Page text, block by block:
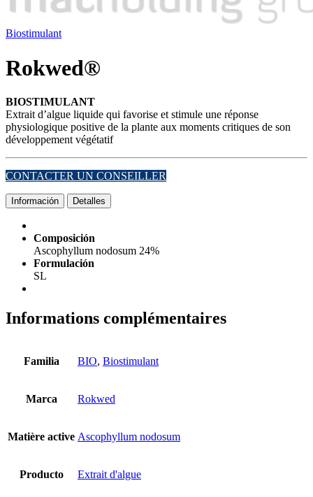
Biostimulant
Rokwed®
BIOSTIMULANT
Extrait d’algue liquide qui favorise et stimule une réponse
physiologique positive de la plante aux moments critiques de son
développement végétatif
CONTACTER UN CONSEILLER
Información Detalles
Composición
Ascophyllum nodosum 24%
Formulación
SL
Informations complémentaires
Familia BIO, Biostimulant
Marca Rokwed
Matière active Ascophyllum nodosum
Producto Extrait d'algue